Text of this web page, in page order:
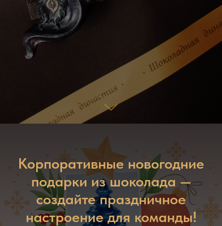
Корпоративные новогодние
подарки из шоколада —
создайте праздничное
настроение для команды!